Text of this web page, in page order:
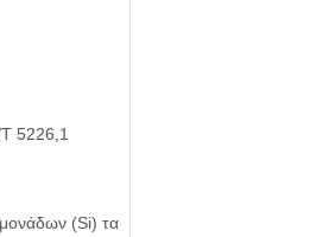
5226,1
μονάδων (Si) τα